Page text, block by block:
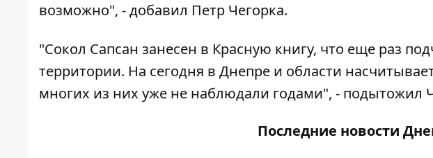
возможно", - добавил Петр Чегорка.
"Сокол Сапсан занесен в Красную книгу, что еще раз
территории. На сегодня в Днепре и области
многих из них уже не наблюдали годами", - подытожил
Последние новости